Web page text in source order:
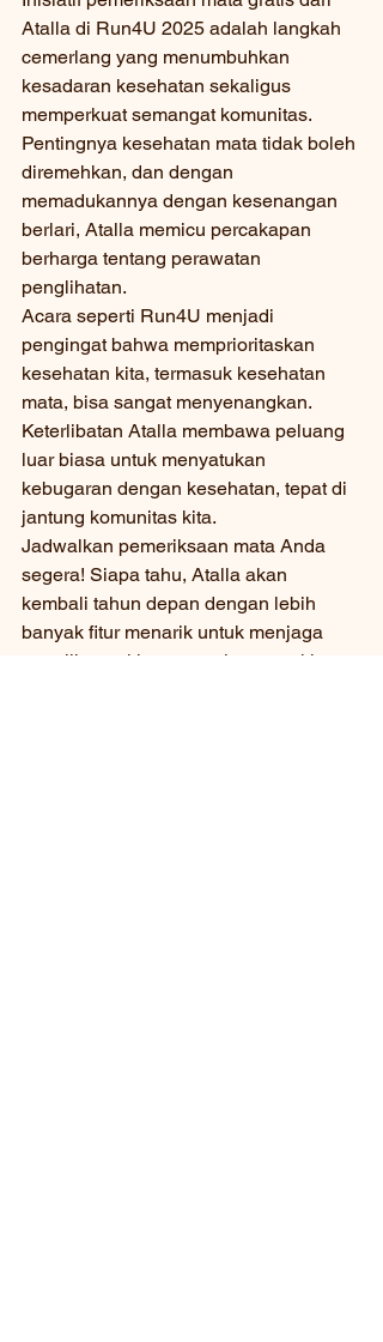
Atalla di Run4U 2025 adalah langkah
cemerlang yang menumbuhkan
kesadaran kesehatan sekaligus
memperkuat semangat komunitas.
Pentingnya kesehatan mata tidak boleh
diremehkan, dan dengan
memadukannya dengan kesenangan
berlari, Atalla memicu percakapan
berharga tentang perawatan
penglihatan.
Acara seperti Run4U menjadi
pengingat bahwa memprioritaskan
kesehatan kita, termasuk kesehatan
mata, bisa sangat menyenangkan.
Keterlibatan Atalla membawa peluang
luar biasa untuk menyatukan
kebugaran dengan kesehatan, tepat di
jantung komunitas kita.
Jadwalkan pemeriksaan mata Anda
segera! Siapa tahu, Atalla akan
kembali tahun depan dengan lebih
banyak fitur menarik untuk menjaga
penglihatan kita tetap tajam saat kita